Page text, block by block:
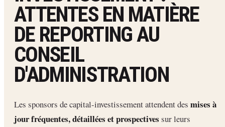
ATTENTES EN MATIÈRE
DE REPORTING AU
CONSEIL
D'ADMINISTRATION
Les sponsors de capital-investissement attendent des mises à
jour fréquentes, détaillées et prospectives sur leurs